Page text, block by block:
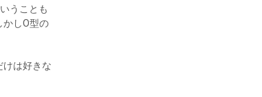
うことも
かしO型の
けは好きな